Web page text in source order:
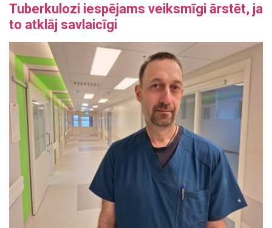
Tuberkulozi iespējams veiksmīgi ārstēt, ja
to atklāj savlaicīgi